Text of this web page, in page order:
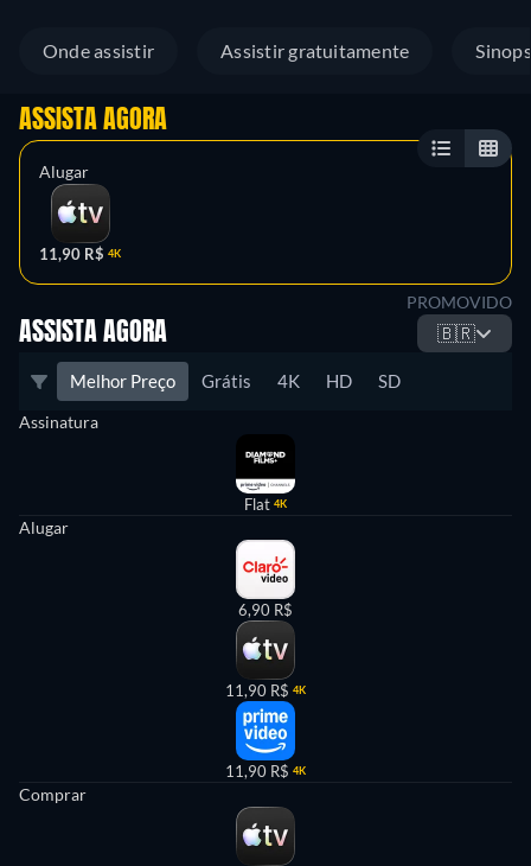
Onde assistir Assistir gratuitamente
ASSISTA AGORA
Alugar
11,90 R$ 4K
PROMOVIDO
ASSISTA AGORA 🇧🇷
Melhor Preço Grátis 4K HD SD
Assinatura
Flat 4K
Alugar
6,90 R$
11,90 R$ 4K
11,90 R$ 4K
Comprar